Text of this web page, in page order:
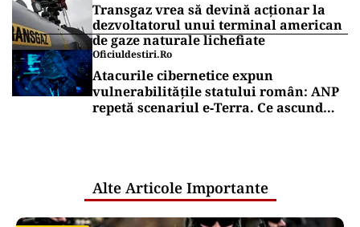
Transgaz vrea să devină acționar la
dezvoltatorul unui terminal american
de gaze naturale lichefiate
Oficiuldestiri.ro
Atacurile cibernetice expun
vulnerabilitățile statului român: ANP
repetă scenariul e‑Terra. Ce ascund
Alte Articole Importante